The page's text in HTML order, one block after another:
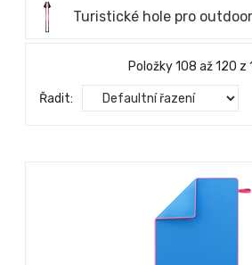
Turistické hole pro
Položky 108 až 120 z
Řadit: